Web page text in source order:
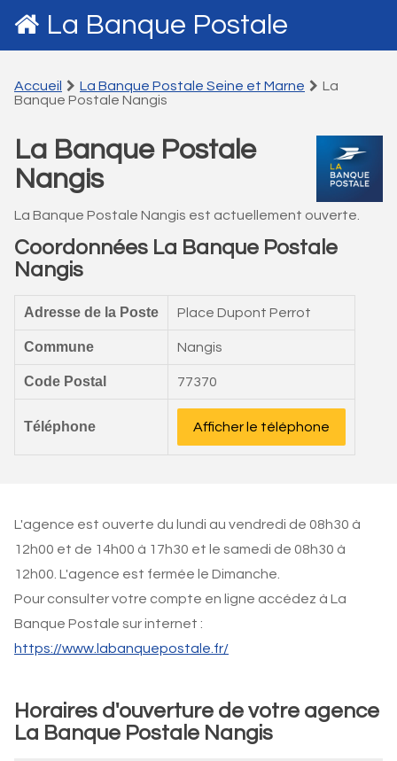
La Banque Postale
Accueil La Banque Postale Seine et Marne
La
Banque Postale Nangis
La Banque Postale
Nangis
La Banque Postale Nangis est actuellement ouverte.
Coordonnées La Banque Postale
Nangis
Adresse de la Poste Place Dupont Perrot
Commune Nangis
Code Postal 77370
Téléphone Afficher le téléphone
L'agence est ouverte du lundi au vendredi de 08h30 à
12h00 et de 14h00 à 17h30 et le samedi de 08h30 à
12h00. L'agence est fermée le Dimanche.
Pour consulter votre compte en ligne accédez à La
Banque Postale sur internet :
https://www.labanquepostale.fr/
Horaires d'ouverture de votre agence
La Banque Postale Nangis